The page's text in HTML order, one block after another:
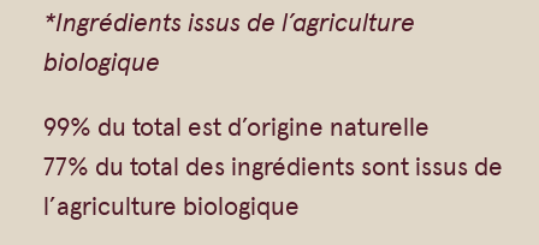
*Ingrédients issus de l’agriculture
biologique
99% du total est d’origine naturelle
77% du total des ingrédients sont issus de
l’agriculture biologique